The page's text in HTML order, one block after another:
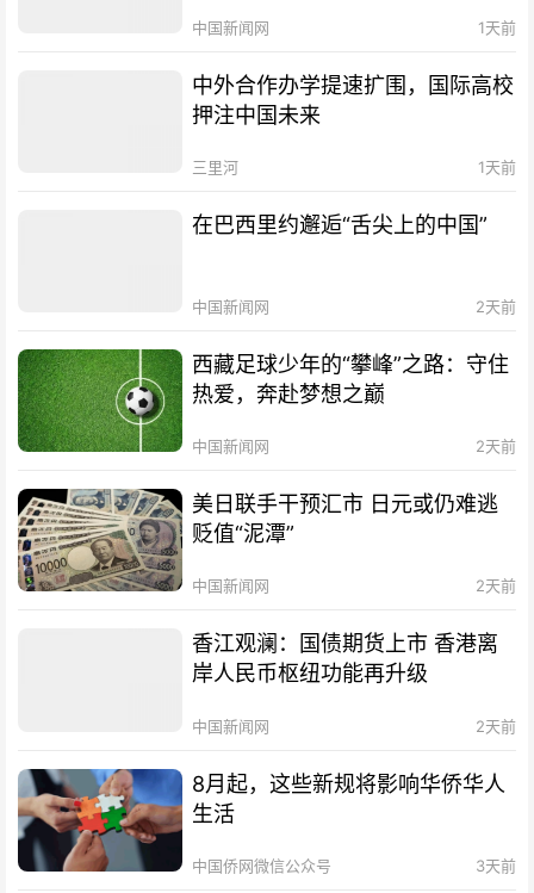
中国新闻网 1天前
中外合作办学提速扩围，国际高校
押注中国未来
三里河 1天前
在巴西里约邂逅“舌尖上的中国”
中国新闻网 2天前
西藏足球少年的“攀峰”之路：守住
热爱，奔赴梦想之巅
中国新闻网 2天前
美日联手干预汇市 日元或仍难逃
贬值“泥潭”
中国新闻网 2天前
香江观澜：国债期货上市 香港离
岸人民币枢纽功能再升级
中国新闻网 2天前
8月起，这些新规将影响华侨华人
生活
中国侨网微信公众号 3天前